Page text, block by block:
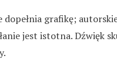
grafikę;
jest istotna. Dźwięk